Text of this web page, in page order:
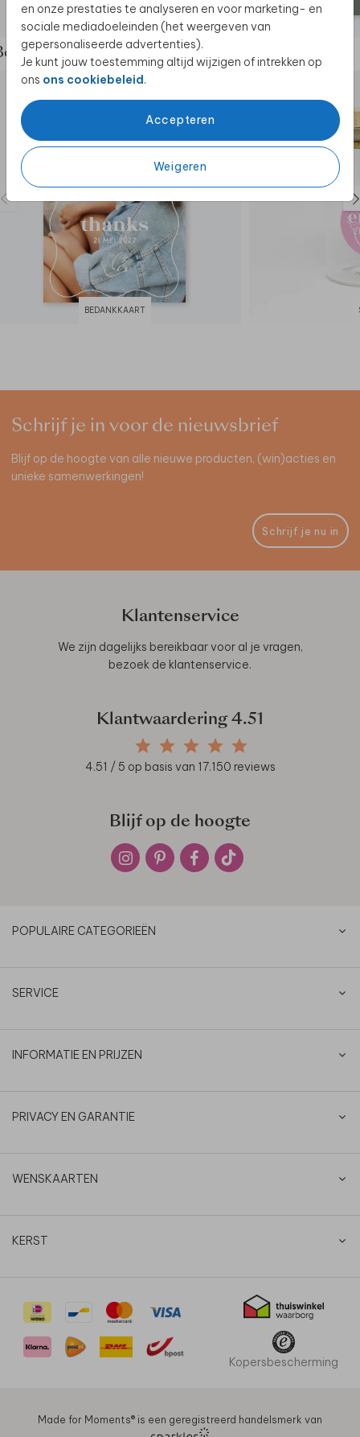
en onze prestaties te analyseren en voor marketing- en
sociale mediadoeleinden (het weergeven van
gepersonaliseerde advertenties).
Je kunt jouw toestemming altijd wijzigen of intrekken op
ons ons cookiebeleid.
Accepteren
Weigeren
de complete set
BEDANKKAART
Schrijf je in voor de nieuwsbrief
Blijf op de hoogte van alle nieuwe producten, (win)acties en
unieke samenwerkingen!
Schrijf je nu in
Klantenservice
We zijn dagelijks bereikbaar voor al je vragen,
bezoek de klantenservice.
Klantwaardering 4.51
4.51 / 5 op basis van 17.150 reviews
Blijf op de hoogte
POPULAIRE CATEGORIEËN
SERVICE
INFORMATIE EN PRIJZEN
PRIVACY EN GARANTIE
WENSKAARTEN
KERST
Kopersbescherming
Made for Moments®️ is een geregistreerd handelsmerk van